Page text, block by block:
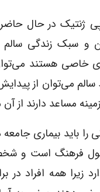
ژنتیک در حال
و سبک زندگی سالم
خاصی هستند می‌توان
می‌توان از
مساعد دارند از
را باید بیماری
فرهنگ است و
زیرا همه افراد در